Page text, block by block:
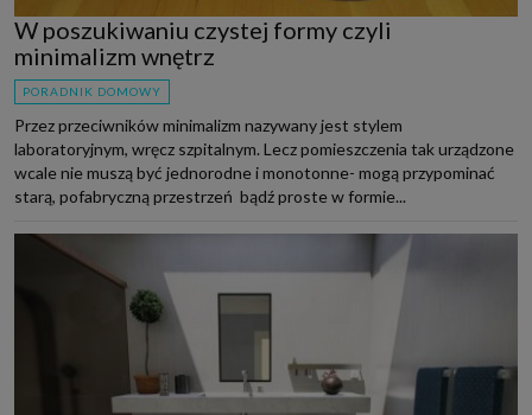
W poszukiwaniu czystej formy czyli
minimalizm wnętrz
PORADNIK DOMOWY
Przez przeciwników minimalizm nazywany jest stylem
laboratoryjnym, wręcz szpitalnym. Lecz pomieszczenia tak urządzone
wcale nie muszą być jednorodne i monotonne- mogą przypominać
starą, pofabryczną przestrzeń bądź proste w formie...